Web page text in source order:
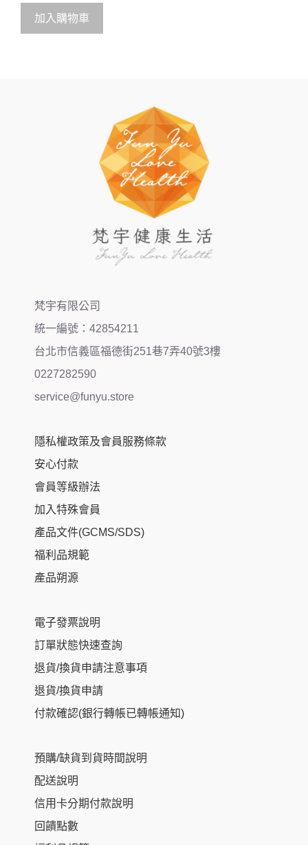
t
5
加入購物車
梵宇有限公司
統一編號：42854211
台北市信義區福德街251巷7弄40號3樓
0227282590
service@funyu.store
隱私權政策及會員服務條款
安心付款
會員等級辦法
加入特殊會員
產品文件(GCMS/SDS)
福利品規範
產品朔源
電子發票說明
訂單狀態快速查詢
退貨/換貨申請注意事項
退貨/換貨申請
付款確認(銀行轉帳已轉帳通知)
預購/缺貨到貨時間說明
配送說明
信用卡分期付款說明
回饋點數